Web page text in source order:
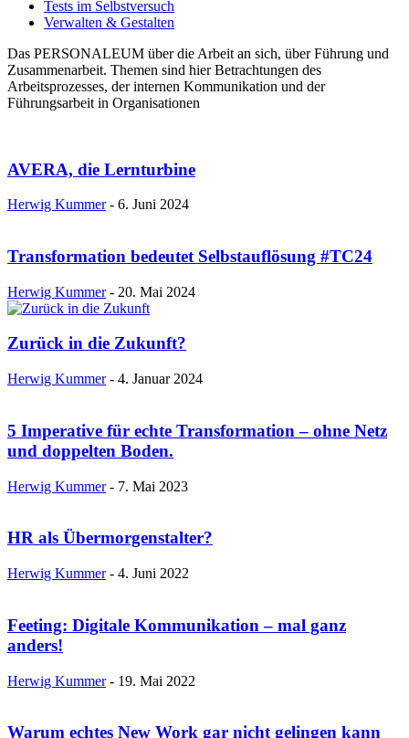
Tests im Selbstversuch
Verwalten & Gestalten
Das PERSONALEUM über die Arbeit an sich, über Führung und
Zusammenarbeit. Themen sind hier Betrachtungen des
Arbeitsprozesses, der internen Kommunikation und der
Führungsarbeit in Organisationen
AVERA, die Lernturbine
Herwig Kummer - 6. Juni 2024
Transformation bedeutet Selbstauflösung #TC24
Herwig Kummer - 20. Mai 2024
Zurück in die Zukunft?
Herwig Kummer - 4. Januar 2024
5 Imperative für echte Transformation – ohne Netz
und doppelten Boden.
Herwig Kummer - 7. Mai 2023
HR als Übermorgenstalter?
Herwig Kummer - 4. Juni 2022
Feeting: Digitale Kommunikation – mal ganz
anders!
Herwig Kummer - 19. Mai 2022
Warum echtes New Work gar nicht gelingen kann